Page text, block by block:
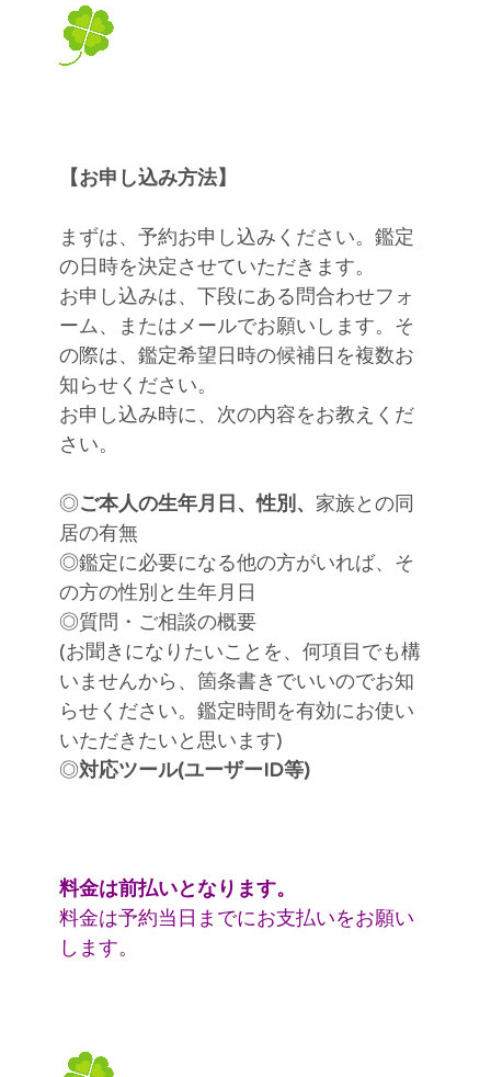
【お申し込み方法】
まずは、予約お申し込みください。鑑定
の日時を決定させていただきます。
お申し込みは、下段にある問合わせフォ
ーム、またはメールでお願いします。そ
の際は、鑑定希望日時の候補日を複数お
知らせください。
お申し込み時に、次の内容をお教えくだ
さい。
◎ご本人の生年月日、性別、 家族との同
居の有無
◎鑑定に必要になる他の方がいれば、そ
の方の性別と生年月日
◎質問・ご相談の概要
(お聞きになりたいことを、何項目でも構
いませんから、箇条書きでいいのでお知
らせください。鑑定時間を有効にお使い
いただきたいと思います)
◎対応ツール(ユーザーID等)
料金は前払いとなります。
料金は予約当日までにお支払いをお願い
します。